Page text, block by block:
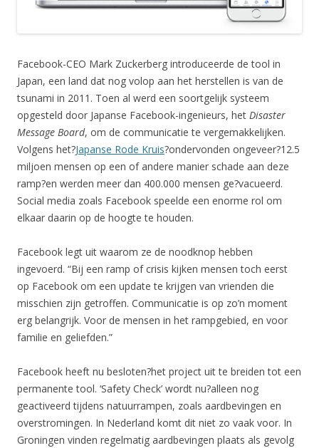
Facebook-CEO Mark Zuckerberg introduceerde de tool in
Japan, een land dat nog volop aan het herstellen is van de
tsunami in 2011. Toen al werd een soortgelijk systeem
opgesteld door Japanse Facebook-ingenieurs, het Disaster
Message Board, om de communicatie te vergemakkelijken.
Volgens het?Japanse Rode Kruis?ondervonden ongeveer?12.5
miljoen mensen op een of andere manier schade aan deze
ramp?en werden meer dan 400.000 mensen ge?vacueerd.
Social media zoals Facebook speelde een enorme rol om
elkaar daarin op de hoogte te houden.
Facebook legt uit waarom ze de noodknop hebben
ingevoerd. “Bij een ramp of crisis kijken mensen toch eerst
op Facebook om een update te krijgen van vrienden die
misschien zijn getroffen. Communicatie is op zo’n moment
erg belangrijk. Voor de mensen in het rampgebied, en voor
familie en geliefden.”
Facebook heeft nu besloten?het project uit te breiden tot een
permanente tool. ‘Safety Check’ wordt nu?alleen nog
geactiveerd tijdens natuurrampen, zoals aardbevingen en
overstromingen. In Nederland komt dit niet zo vaak voor. In
Groningen vinden regelmatig aardbevingen plaats als gevolg